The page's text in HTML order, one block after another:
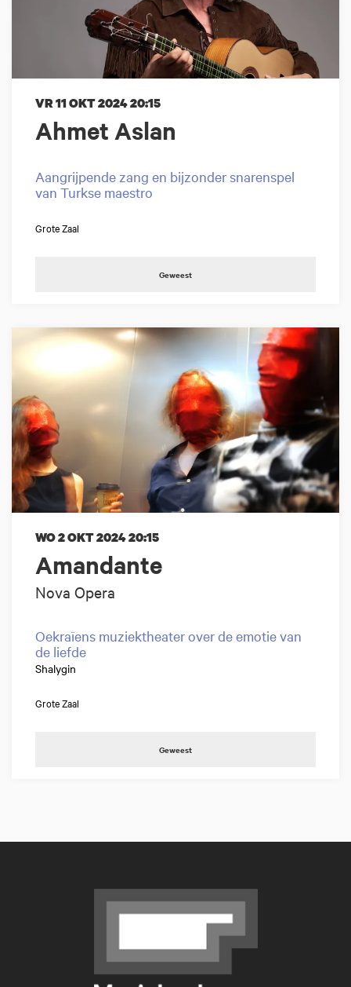
Ahmet Aslan
VR 11 OKT 202420:15
Aangrijpende zang en bijzonder snarenspel
van Turkse maestro
Grote Zaal
Geweest
Amandante
Nova Opera
WO 2 OKT 202420:15
Oekraïens muziektheater over de emotie van
de liefde
Shalygin
Grote Zaal
Geweest